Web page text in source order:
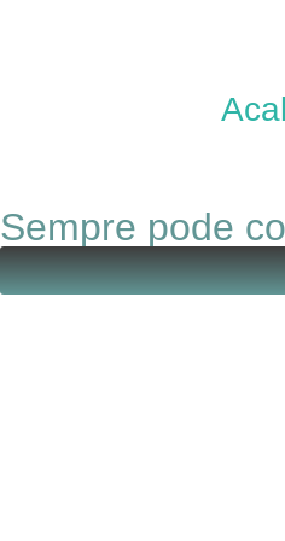
Sempre pode